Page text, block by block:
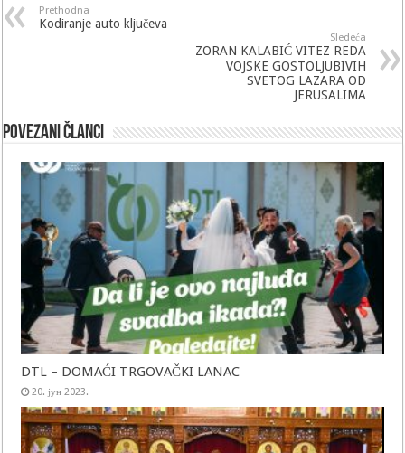
Prethodna
Kodiranje auto ključeva
Sledeća
ZORAN KALABIĆ VITEZ REDA
VOJSKE GOSTOLJUBIVIH
SVETOG LAZARA OD
JERUSALIMA
Povezani članci
DTL – DOMAĆI TRGOVAČKI LANAC
20. јун 2023.